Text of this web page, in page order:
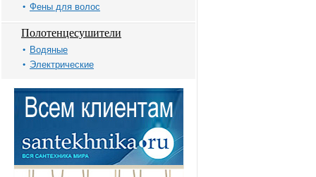
Фены для волос
Полотенцесушители
Водяные
Электрические